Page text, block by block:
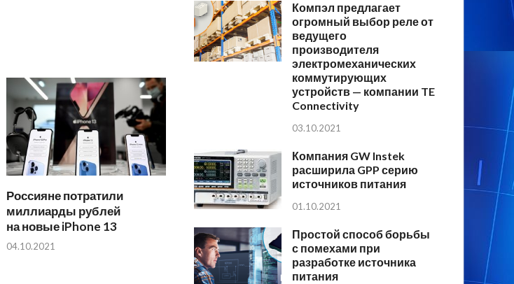
Россияне потратили
миллиарды рублей
на новые iPhone 13
04.10.2021
Компэл предлагает
огромный выбор реле от
ведущего
производителя
электромеханических
коммутирующих
устройств — компании TE
Connectivity
03.10.2021
Компания GW Instek
расширила GPP серию
источников питания
01.10.2021
Простой способ борьбы
с помехами при
разработке источника
питания